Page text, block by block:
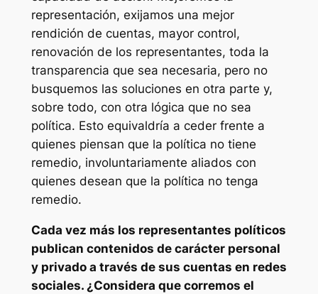
representación, exijamos una mejor
rendición de cuentas, mayor control,
renovación de los representantes, toda la
transparencia que sea necesaria, pero no
busquemos las soluciones en otra parte y,
sobre todo, con otra lógica que no sea
política. Esto equivaldría a ceder frente a
quienes piensan que la política no tiene
remedio, involuntariamente aliados con
quienes desean que la política no tenga
remedio.
Cada vez más los representantes políticos
publican contenidos de carácter personal
y privado a través de sus cuentas en redes
sociales. ¿Considera que corremos el